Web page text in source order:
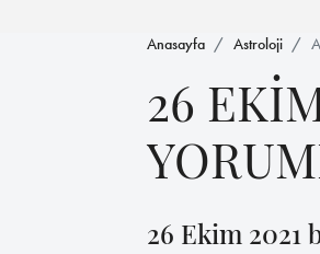
Anasayfa Astroloji
26
26 Ekim 2021